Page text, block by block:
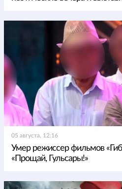
05 августа, 12:16
Умер режиссер фильмов
«Прощай, Гульсары!»